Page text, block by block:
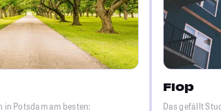
in Potsdam am besten:
Flop
Das gefällt